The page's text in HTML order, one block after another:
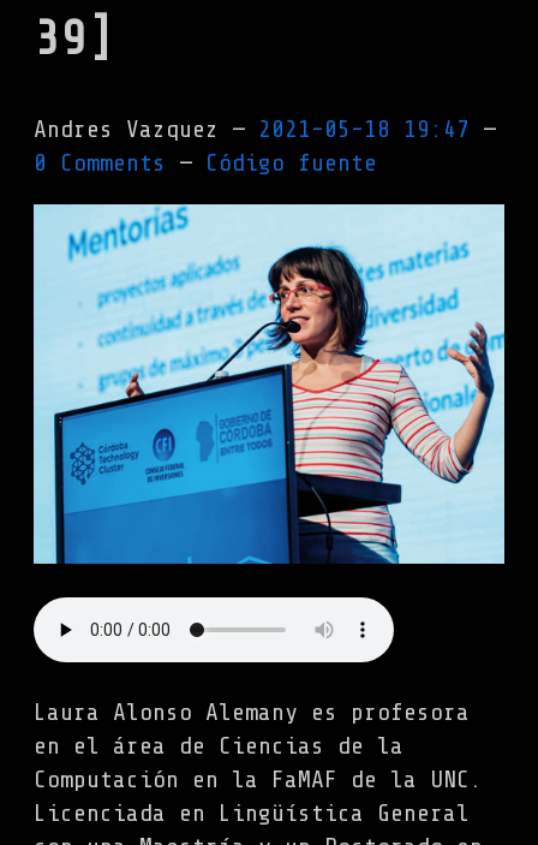
39]
Andres Vazquez
2021-05-18 19:47
0 Comments
Código fuente
Laura Alonso Alemany es profesora
en el área de Ciencias de la
Computación en la FaMAF de la UNC.
Licenciada en Lingüística General